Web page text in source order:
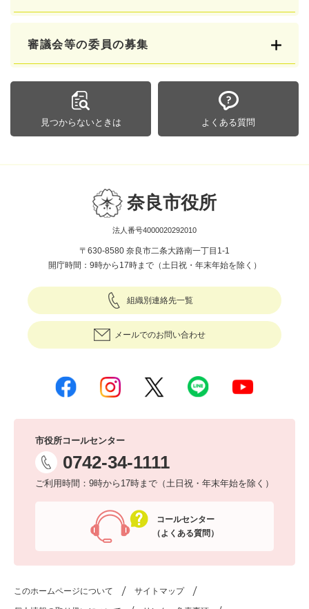
審議会等の委員の募集
見つからないときは よくある質問
奈良市役所
法人番号4000020292010
〒630-8580 奈良市二条大路南一丁目1-1
開庁時間：9時から17時まで（土日祝・年末年始を除く）
組織別連絡先一覧
メールでのお問い合わせ
市役所コールセンター
0742-34-1111
ご利用時間：9時から17時まで（土日祝・年末年始を除く）
コールセンター
（よくある質問）
このホームページについて サイトマップ